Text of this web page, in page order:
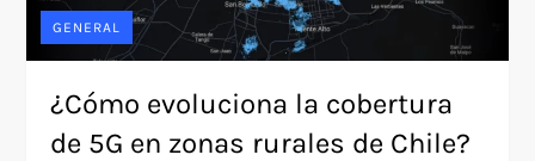
GENERAL
¿Cómo evoluciona la cobertura
de 5G en zonas rurales de Chile?